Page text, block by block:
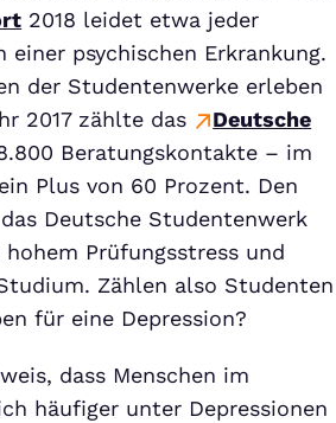
2018 leidet etwa jeder
einer psychischen Erkrankung.
der Studentenwerke erleben
2017 zählte das
Deutsche
Beratungskontakte – im
Plus von 60 Prozent. Den
Deutsche Studentenwerk
Prüfungsstress und
Zählen also Studenten
für eine Depression?
dass Menschen im
häufiger unter Depressionen